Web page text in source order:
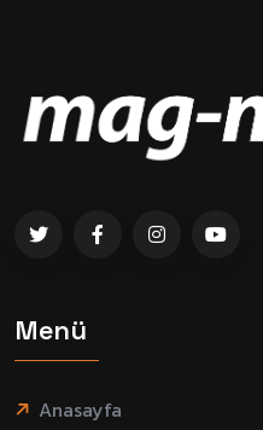
Menü
Anasayfa